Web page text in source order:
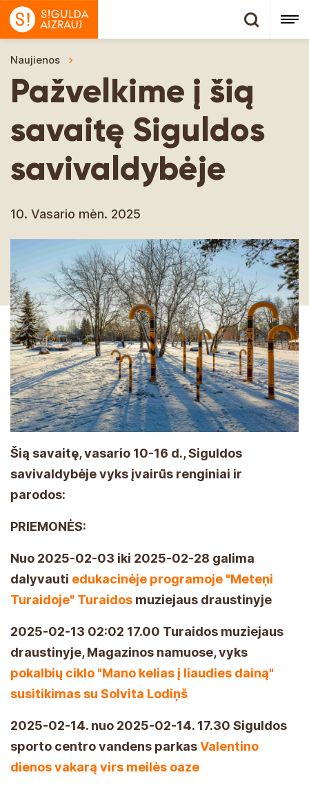
Naujienos
Pažvelkime į šią
savaitę Siguldos
savivaldybėje
10. Vasario mėn. 2025
Šią savaitę, vasario 10-16 d., Siguldos
savivaldybėje vyks įvairūs renginiai ir
parodos:
PRIEMONĖS:
Nuo 2025-02-03 iki 2025-02-28 galima
dalyvauti edukacinėje programoje "Meteņi
Turaidoje" Turaidos muziejaus draustinyje
2025-02-13 02:02 17.00 Turaidos muziejaus
draustinyje, Magazinos namuose, vyks
pokalbių ciklo "Mano kelias į liaudies dainą"
susitikimas su Solvita Lodiņš
2025-02-14. nuo 2025-02-14. 17.30 Siguldos
sporto centro vandens parkasValentino
dienos vakarą virs meilės oaze